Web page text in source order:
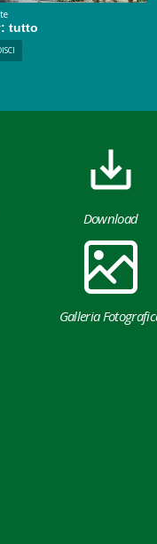
tutto
Download
Galleria